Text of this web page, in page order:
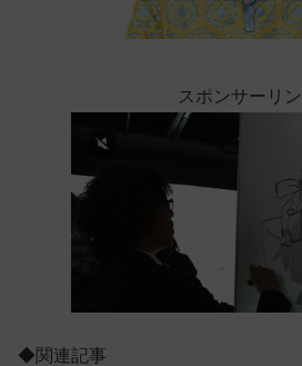
スポンサーリ
◆関連記事